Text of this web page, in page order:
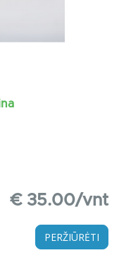
€ 35.00/vnt
PERŽIŪRĖTI